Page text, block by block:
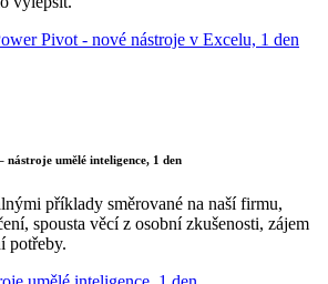
Pivot - nové nástroje v Excelu, 1 den
umělé inteligence, 1 den
příklady směrované na naší firmu,
spousta věcí z osobní zkušenosti, zájem
potřeby.